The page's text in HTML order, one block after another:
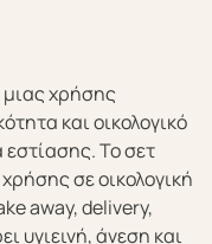
μιας χρήσης
και οικολογικό
To σετ
σε οικολογική
away, delivery,
υγιεινή, άνεση και